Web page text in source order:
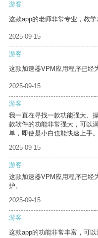
游客
这款app的老师非常专业，教
2025-09-15
游客
这款加速器VPM应用程序已经
2025-09-15
游客
我一直在寻找一款功能强大、
款软件的功能非常强大，可以
单，即使是小白也能快速上手。
2025-09-15
游客
这款加速器VPM应用程序已经
护。
2025-09-15
游客
这款app的功能非常丰富，可以